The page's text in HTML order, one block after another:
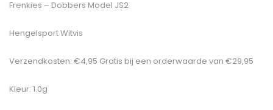
Frenkies – Dobbers Model JS2
Hengelsport Witvis
Verzendkosten: €4,95 Gratis bij een orderwaarde van €29,95
Kleur: 1.0g